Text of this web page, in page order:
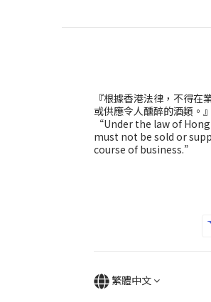
『根據香港法律，不得在
或供應令人醺醉的酒類。』
“Under the law of
must not be sold or
course of business.”
繁體中文